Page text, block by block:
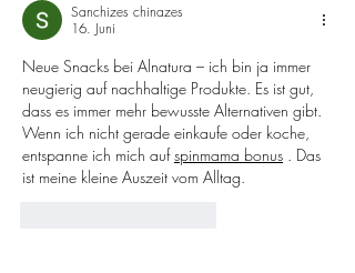
Sanchizes chinazes
16. Juni
Neue Snacks bei Alnatura – ich bin ja immer
neugierig auf nachhaltige Produkte. Es ist gut,
dass es immer mehr bewusste Alternativen gibt.
Wenn ich nicht gerade einkaufe oder koche,
entspanne ich mich auf spinmama bonus
. Das
ist meine kleine Auszeit vom Alltag.